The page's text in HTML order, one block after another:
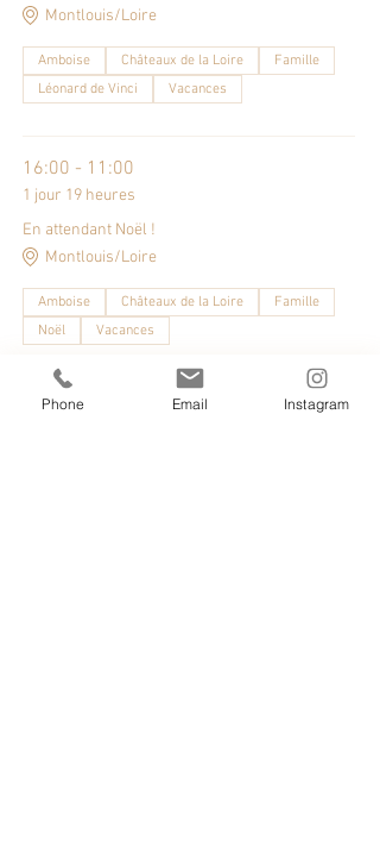
Montlouis/Loire
Amboise Châteaux de la Loire
Famille
Léonard de Vinci
Vacances
16:00 - 11:00
1 jour 19 heures
En attendant Noël !
Montlouis/Loire
Amboise Châteaux de la Loire
Famille
Noël
Vacances
Phone Email Instagram